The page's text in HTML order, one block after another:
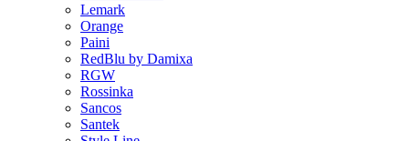
Lemark
Orange
Paini
RedBlu by Damixa
RGW
Rossinka
Sancos
Santek